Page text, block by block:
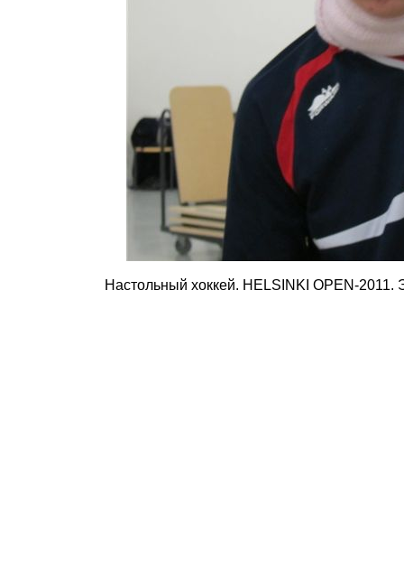
Настольный хоккей. HELSINKI OPEN-2011.